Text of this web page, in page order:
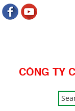
CÔNG TY